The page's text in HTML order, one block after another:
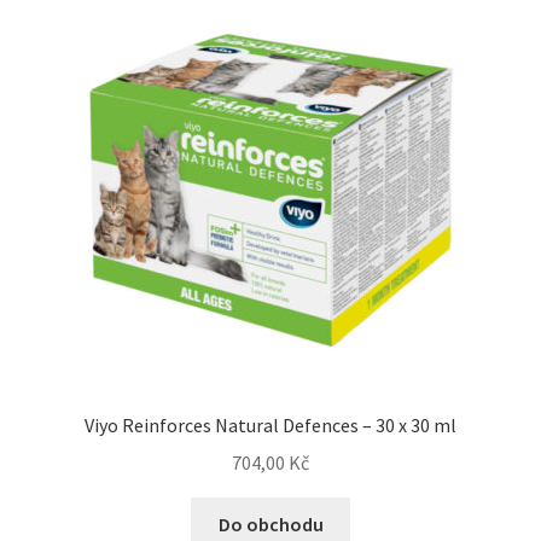
Feringa pro kočky — Lisované za studena a přírodní
Fontány pro kočky
Granule pro kočky
Hill’s pro kočky — Veterinární a prémiová výživa
Kočkolit
Viyo Reinforces Natural Defences – 30 x 30 ml
704,00 Kč
Do obchodu